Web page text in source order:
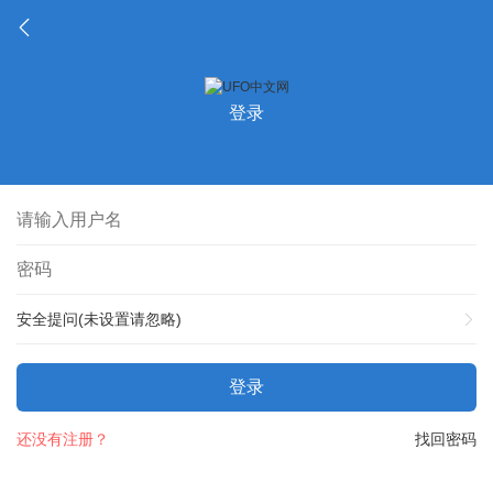
登录
安全提问(未设置请忽略)
登录
找回密码
还没有注册？